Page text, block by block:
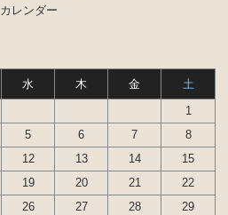
カレンダー
水 木 金
土
1
5 6 7
8
12 13 14
15
19 20 21
22
26 27 28
29